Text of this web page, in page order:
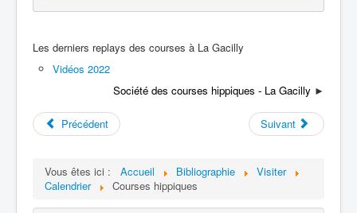
Les derniers replays des courses à La Gacilly
Vidéos 2022
Société des courses hippiques - La Gacilly ►
Précédent Suivant
Vous êtes ici : Accueil Bibliographie
Visiter
Calendrier
Courses hippiques